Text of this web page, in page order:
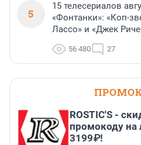
5
15 телесериалов
«Фонтанки»: «Коп-
Лассо» и «Джек
56 480 27
ROSTIC'S -
промокоду на
3199₽!